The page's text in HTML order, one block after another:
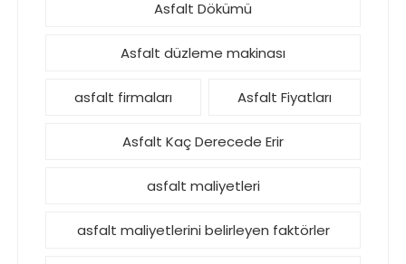
Asfalt Dökümü
Asfalt düzleme makinası
asfalt firmaları Asfalt Fiyatları
Asfalt Kaç Derecede Erir
asfalt maliyetleri
asfalt maliyetlerini belirleyen faktörler